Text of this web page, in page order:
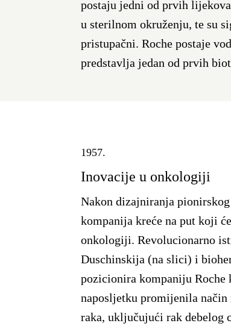
postaju jedni od prvih
u sterilnom okruženju, te su
pristupačni. Roche postaje
predstavlja jedan od prvih
1957.
Inovacije u onkologiji
Nakon dizajniranja
kompanija kreće na put koji
onkologiji. Revolucionarno
Duschinskija (na slici) i
pozicionira kompaniju
naposljetku promijenila
raka, uključujući rak debelog